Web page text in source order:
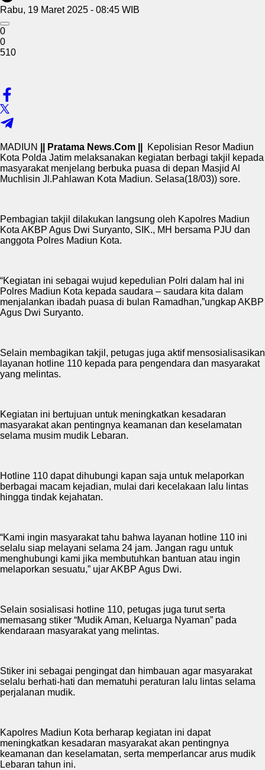
Rabu, 19 Maret 2025 - 08:45 WIB
0
0
510
MADIUN || Pratama News.Com ||
Kepolisian Resor Madiun
Kota Polda Jatim melaksanakan kegiatan berbagi takjil kepada
masyarakat menjelang berbuka puasa di depan Masjid Al
Muchlisin Jl.Pahlawan Kota Madiun. Selasa(18/03)) sore.
Pembagian takjil dilakukan langsung oleh Kapolres Madiun
Kota AKBP Agus Dwi Suryanto, SIK., MH bersama PJU dan
anggota Polres Madiun Kota.
“Kegiatan ini sebagai wujud kepedulian Polri dalam hal ini
Polres Madiun Kota kepada saudara – saudara kita dalam
menjalankan ibadah puasa di bulan Ramadhan,”ungkap AKBP
Agus Dwi Suryanto.
Selain membagikan takjil, petugas juga aktif mensosialisasikan
layanan hotline 110 kepada para pengendara dan masyarakat
yang melintas.
Kegiatan ini bertujuan untuk meningkatkan kesadaran
masyarakat akan pentingnya keamanan dan keselamatan
selama musim mudik Lebaran.
Hotline 110 dapat dihubungi kapan saja untuk melaporkan
berbagai macam kejadian, mulai dari kecelakaan lalu lintas
hingga tindak kejahatan.
“Kami ingin masyarakat tahu bahwa layanan hotline 110 ini
selalu siap melayani selama 24 jam. Jangan ragu untuk
menghubungi kami jika membutuhkan bantuan atau ingin
melaporkan sesuatu,” ujar AKBP Agus Dwi.
Selain sosialisasi hotline 110, petugas juga turut serta
memasang stiker “Mudik Aman, Keluarga Nyaman” pada
kendaraan masyarakat yang melintas.
Stiker ini sebagai pengingat dan himbauan agar masyarakat
selalu berhati-hati dan mematuhi peraturan lalu lintas selama
perjalanan mudik.
Kapolres Madiun Kota berharap kegiatan ini dapat
meningkatkan kesadaran masyarakat akan pentingnya
keamanan dan keselamatan, serta memperlancar arus mudik
Lebaran tahun ini.